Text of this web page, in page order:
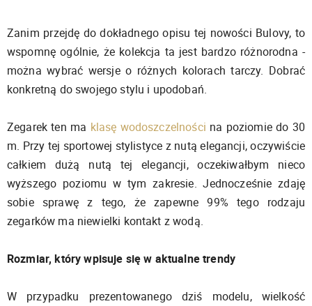
Zanim przejdę do dokładnego opisu tej nowości Bulovy, to
wspomnę ogólnie, że kolekcja ta jest bardzo różnorodna -
można wybrać wersje o różnych kolorach tarczy. Dobrać
konkretną do swojego stylu i upodobań.
Zegarek ten ma klasę wodoszczelności na poziomie do 30
m. Przy tej sportowej stylistyce z nutą elegancji, oczywiście
całkiem dużą nutą tej elegancji, oczekiwałbym nieco
wyższego poziomu w tym zakresie. Jednocześnie zdaję
sobie sprawę z tego, że zapewne 99% tego rodzaju
zegarków ma niewielki kontakt z wodą.
Rozmiar, który wpisuje się w aktualne trendy
W przypadku prezentowanego dziś modelu, wielkość